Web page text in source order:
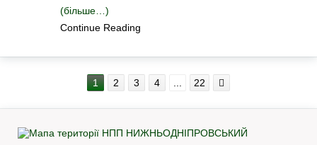
(більше…)
Continue Reading
1 2 3 4 22